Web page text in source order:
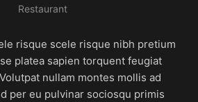
Restaurant
risque scele risque nibh pretium
platea sapien torquent feugiat
nullam montes mollis ad
per eu pulvinar sociosqu primis